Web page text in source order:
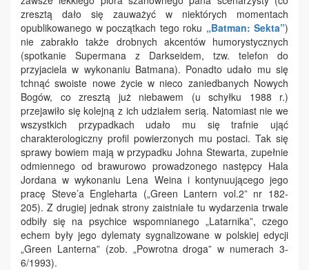
zresztą dało się zauważyć w niektórych momentach
opublikowanego w początkach tego roku „Batman: Sekta”)
nie zabrakło także drobnych akcentów humorystycznych
(spotkanie Supermana z Darkseidem, tzw. telefon do
przyjaciela w wykonaniu Batmana). Ponadto udało mu się
tchnąć swoiste nowe życie w nieco zaniedbanych Nowych
Bogów, co zresztą już niebawem (u schyłku 1988 r.)
przejawiło się kolejną z ich udziałem serią. Natomiast nie we
wszystkich przypadkach udało mu się trafnie ująć
charakterologiczny profil powierzonych mu postaci. Tak się
sprawy bowiem mają w przypadku Johna Stewarta, zupełnie
odmiennego od brawurowo prowadzonego następcy Hala
Jordana w wykonaniu Lena Weina i kontynuującego jego
pracę Steve’a Engleharta („Green Lantern vol.2” nr 182-
205). Z drugiej jednak strony zaistniałe tu wydarzenia trwale
odbiły się na psychice wspomnianego „Latarnika”, czego
echem były jego dylematy sygnalizowane w polskiej edycji
„Green Lanterna” (zob. „Powrotna droga” w numerach 3-
6/1993).